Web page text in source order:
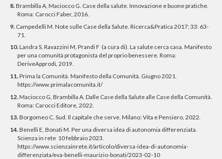
8. Brambilla A, Maciocco G. Case della salute. Innovazione e buone pratiche.
Roma: Carocci Faber, 2016.
9. Campedelli M. Note sulle Case della Salute. Ricerca&Pratica 2017; 33: 63-
71.
10. Landra S, Ravazzini M, Prandi F (a cura di). La salute cerca casa. Manifesto
per una comunità protagonista del proprio benessere. Roma:
DeriveApprodi, 2019.
11. Prima la Comunità. Manifesto della Comunità. Giugno 2021.
https://www.primalacomunita.it/
12. Maciocco G, Brambilla A. Dalle Case della Salute alle Case della Comunità.
Roma: Carocci Editore, 2022.
13. Borgomeo C. Sud. Il capitale che serve. Milano: Vita e Pensiero, 2022.
14. Benelli E, Bonati M. Per una diversa idea di autonomia differenziata.
Scienza in rete 10 febbraio 2023.
https://www.scienzainrete.it/articolo/diversa-idea-di-autonomia-
differenziata/eva-benelli-maurizio-bonati/2023-02-10